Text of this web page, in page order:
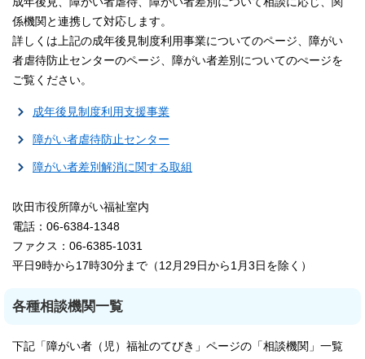
係機関と連携して対応します。
詳しくは上記の成年後見制度利用事業についてのページ、障がい
者虐待防止センターのページ、障がい者差別についてのぺージを
ご覧ください。
成年後見制度利用支援事業
障がい者虐待防止センター
障がい者差別解消に関する取組
吹田市役所障がい福祉室内
電話：06-6384-1348
ファクス：06-6385-1031
平日9時から17時30分まで（12月29日から1月3日を除く）
各種相談機関一覧
下記「障がい者（児）福祉のてびき」ページの「相談機関」一覧